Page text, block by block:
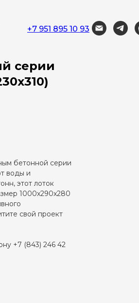
+7 951 895 10 93
серии
бетонной серии
воды и
этот лоток
1000x290x280
свой проект
+7 (843) 246 42